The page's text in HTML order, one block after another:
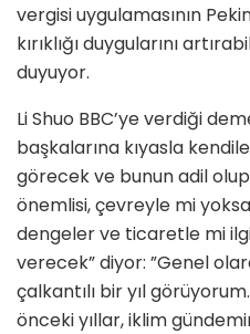
vergisi uygulamasının
kırıklığı duygularını
duyuyor.
Li Shuo BBC’ye verdiği
başkalarına kıyasla
görecek ve bunun adil
önemlisi, çevreyle mi
dengeler ve ticaretle mi
verecek” diyor: ”Genel
çalkantılı bir yıl
önceki yıllar, iklim